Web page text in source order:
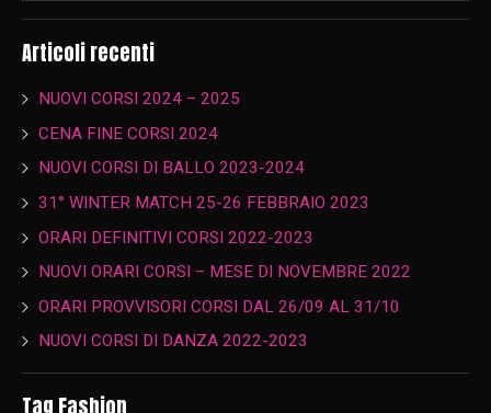
Articoli recenti
NUOVI CORSI 2024 – 2025
CENA FINE CORSI 2024
NUOVI CORSI DI BALLO 2023-2024
31° WINTER MATCH 25-26 FEBBRAIO 2023
ORARI DEFINITIVI CORSI 2022-2023
NUOVI ORARI CORSI – MESE DI NOVEMBRE 2022
ORARI PROVVISORI CORSI DAL 26/09 AL 31/10
NUOVI CORSI DI DANZA 2022-2023
Tag Fashion